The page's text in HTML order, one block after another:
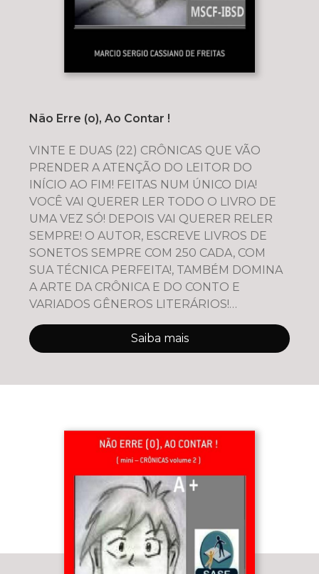
Não Erre (o), Ao Contar !
VINTE E DUAS (22) CRÔNICAS QUE VÃO
PRENDER A ATENÇÃO DO LEITOR DO
INÍCIO AO FIM! FEITAS NUM ÚNICO DIA!
VOCÊ VAI QUERER LER TODO O LIVRO DE
UMA VEZ SÓ! DEPOIS VAI QUERER RELER
SEMPRE! O AUTOR, ESCREVE LIVROS DE
SONETOS SEMPRE COM 250 CADA, COM
SUA TÉCNICA PERFEITA!, TAMBÉM DOMINA
A ARTE DA CRÔNICA E DO CONTO E
VARIADOS GÊNEROS LITERÁRIOS!
PROJETO = AJUDE UM ORFANATO, MESMO
NO ANONIMATO! * COMPARTIL
Saiba mais